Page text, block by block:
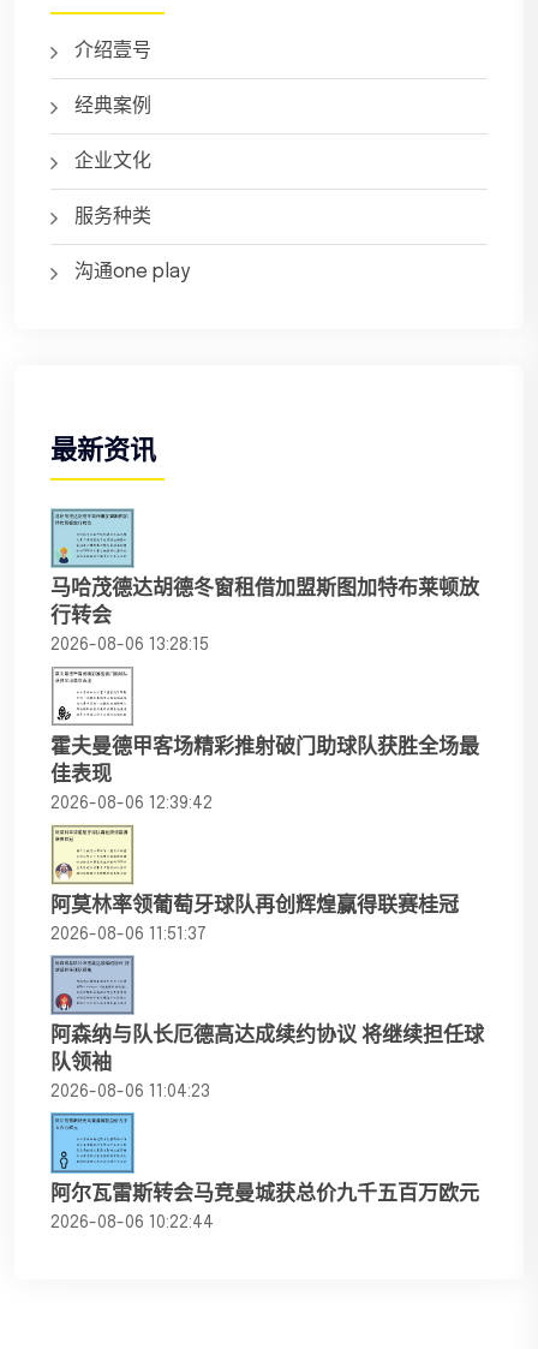
介绍壹号
经典案例
企业文化
服务种类
沟通one play
最新资讯
马哈茂德达胡德冬窗租借加盟斯图加特布莱顿放
行转会
2026-08-06 13:28:15
霍夫曼德甲客场精彩推射破门助球队获胜全场最
佳表现
2026-08-06 12:39:42
阿莫林率领葡萄牙球队再创辉煌赢得联赛桂冠
2026-08-06 11:51:37
阿森纳与队长厄德高达成续约协议 将继续担任球
队领袖
2026-08-06 11:04:23
阿尔瓦雷斯转会马竞曼城获总价九千五百万欧元
2026-08-06 10:22:44